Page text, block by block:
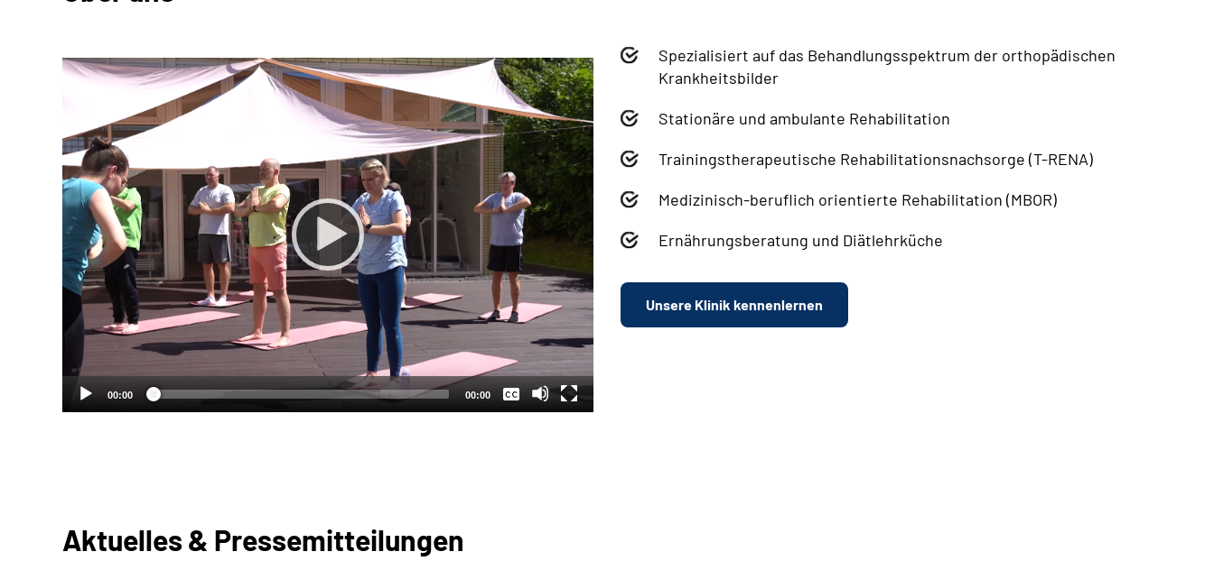
Spezialisiert auf das Behandlungsspektrum der orthopädischen
Krankheitsbilder
Stationäre und ambulante Rehabilitation
Trainingstherapeutische Rehabilitationsnachsorge (T-RENA)
Medizinisch-beruflich orientierte Rehabilitation (MBOR)
Ernährungsberatung und Diätlehrküche
Unsere Klinik kennenlernen
00:00 00:00
Deutsch
Aktuelles & Pressemitteilungen